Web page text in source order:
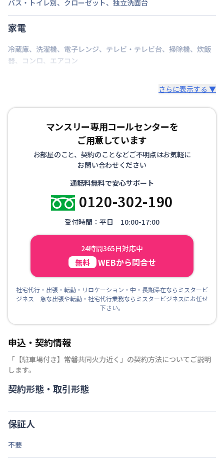
期間を指定して契約可能
次回更新日
情報更新日 2026年7月24日
バス・トイレ別 、 クローゼット、 独立洗面台
家電
冷蔵庫、 洗濯機、 電子レンジ、 テレビ・テレビ台、 掃除機、 炊飯
器、 コンロ、 エアコン
さらに表示する ▼
マンスリー専用コールセンターを
ご用意しています
お部屋のこと、契約のことなどご不明点はお気軽に
お問い合わせください
通話料無料で安心サポート
0120-302-190
受付時間：平日 10:00-17:00
24時間365日対応中
無料 WEBから問合せ
社宅代行・出張・転勤・リロケーション・中・長期滞在ならミスタービ
ジネス 急な出張や転勤・社宅代行業務ならミスタービジネスにお任せ
下さい。
申込・契約情報
「 【駐車場付き】常磐共同火力近く 」の契約方法についてご説明
します。
契約形態・取引形態
保証人
不要